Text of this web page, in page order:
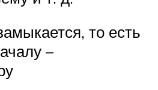
то есть
–